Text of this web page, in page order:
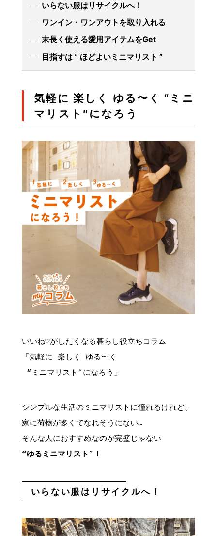
いらない服はリサイクルへ！
ワンイン・ワンアウトを取り入れる
末長く使える愛用アイテムをGet
目指すは “ ほどよいミニマリスト ”
気軽に 楽しく ゆる〜く “ミニ
マリスト″になろう
いいね♡がしたくなる暮らし役立ちコラム
「気軽に 楽しく ゆる〜く
“ミニマリスト″になろう 」
シンプルな生活のミニマリストに憧れるけれど、
家に荷物が多くてなれそうにない…
“ゆるミニマリスト″！
いらない服はリサイクルへ！